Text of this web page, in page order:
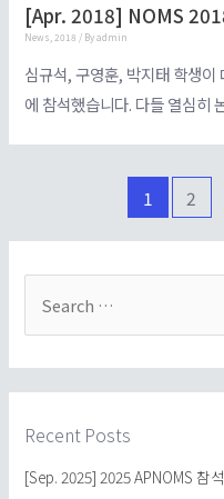
[Apr. 2018] NOMS
News 2018 / Byadmin
심규석, 구영훈, 박지태 학생
에 참석했습니다. 다들 열심히
1 2
Recent Posts
[Sep. 2025] 2025 APNOMS 참석